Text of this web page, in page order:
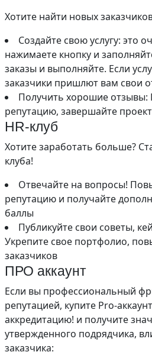
Хотите найти новых
Создайте свою услугу: это
нажимаете кнопку и
заказы и выполняйте. Если
заказчики пришлют вам свои
Получить хорошие
репутацию, завершайте
HR-клуб
Хотите заработать больше?
клуба!
Отвечайте на вопросы!
репутацию и получайте
баллы
Публикуйте свои советы,
Укрепите свое портфолио,
заказчиков
ПРО аккаунт
Если вы профессиональный
репутацией, купите Pro-
аккредитацию! и получите
утвержденного подрядчика,
заказчика: